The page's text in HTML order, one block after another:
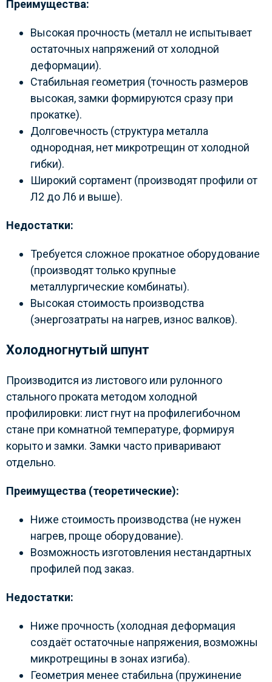
Преимущества:
Высокая прочность (металл не испытывает
остаточных напряжений от холодной
деформации).
Стабильная геометрия (точность размеров
высокая, замки формируются сразу при
прокатке).
Долговечность (структура металла
однородная, нет микротрещин от холодной
гибки).
Широкий сортамент (производят профили от
Л2 до Л6 и выше).
Недостатки:
Требуется сложное прокатное оборудование
(производят только крупные
металлургические комбинаты).
Высокая стоимость производства
(энергозатраты на нагрев, износ валков).
Холодногнутый шпунт
Производится из листового или рулонного
стального проката методом холодной
профилировки: лист гнут на профилегибочном
стане при комнатной температуре, формируя
корыто и замки. Замки часто приваривают
отдельно.
Преимущества (теоретические):
Ниже стоимость производства (не нужен
нагрев, проще оборудование).
Возможность изготовления нестандартных
профилей под заказ.
Недостатки:
Ниже прочность (холодная деформация
создаёт остаточные напряжения, возможны
микротрещины в зонах изгиба).
Геометрия менее стабильна (пружинение